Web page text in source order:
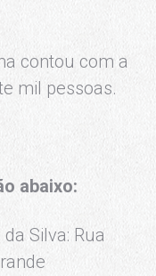
contou com a
mil pessoas.
abaixo:
Silva: Rua